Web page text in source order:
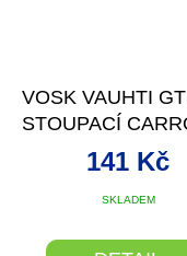
VOSK VAUHTI
STOUPACÍ
SKLADEM
141 Kč